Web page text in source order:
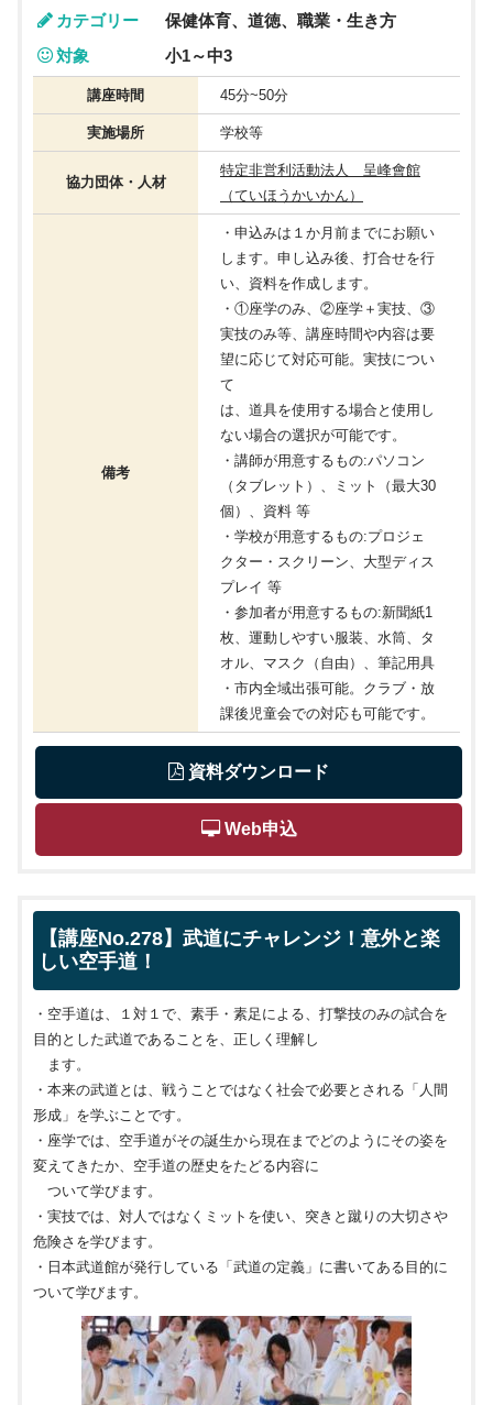
カテゴリー
保健体育、道徳、職業・生き方
対象
小1～中3
講座時間 45分~50分
実施場所 学校等
協力団体・人材
特定非営利活動法人 呈峰會館
（ていほうかいかん）
備考
・申込みは１か月前までにお願い
します。申し込み後、打合せを行
い、資料を作成します。
・①座学のみ、②座学＋実技、③
実技のみ等、講座時間や内容は要
望に応じて対応可能。実技につい
て
は、道具を使用する場合と使用し
ない場合の選択が可能です。
・講師が用意するもの:パソコン
（タブレット）、ミット（最大30
個）、資料 等
・学校が用意するもの:プロジェ
クター・スクリーン、大型ディス
プレイ 等
・参加者が用意するもの:新聞紙1
枚、運動しやすい服装、水筒、タ
オル、マスク（自由）、筆記用具
・市内全域出張可能。クラブ・放
課後児童会での対応も可能です。
資料ダウンロード
Web申込
【講座No.278】武道にチャレンジ！意外と楽
しい空手道！
・空手道は、１対１で、素手・素足による、打撃技のみの試合を
目的とした武道であることを、正しく理解し
ます。
・本来の武道とは、戦うことではなく社会で必要とされる「人間
形成」を学ぶことです。
・座学では、空手道がその誕生から現在までどのようにその姿を
変えてきたか、空手道の歴史をたどる内容に
ついて学びます。
・実技では、対人ではなくミットを使い、突きと蹴りの大切さや
危険さを学びます。
・日本武道館が発行している「武道の定義」に書いてある目的に
ついて学びます。